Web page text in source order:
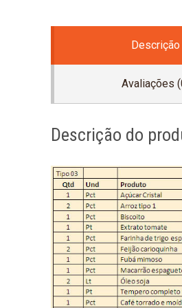
Descrição
Avaliações
Descrição do